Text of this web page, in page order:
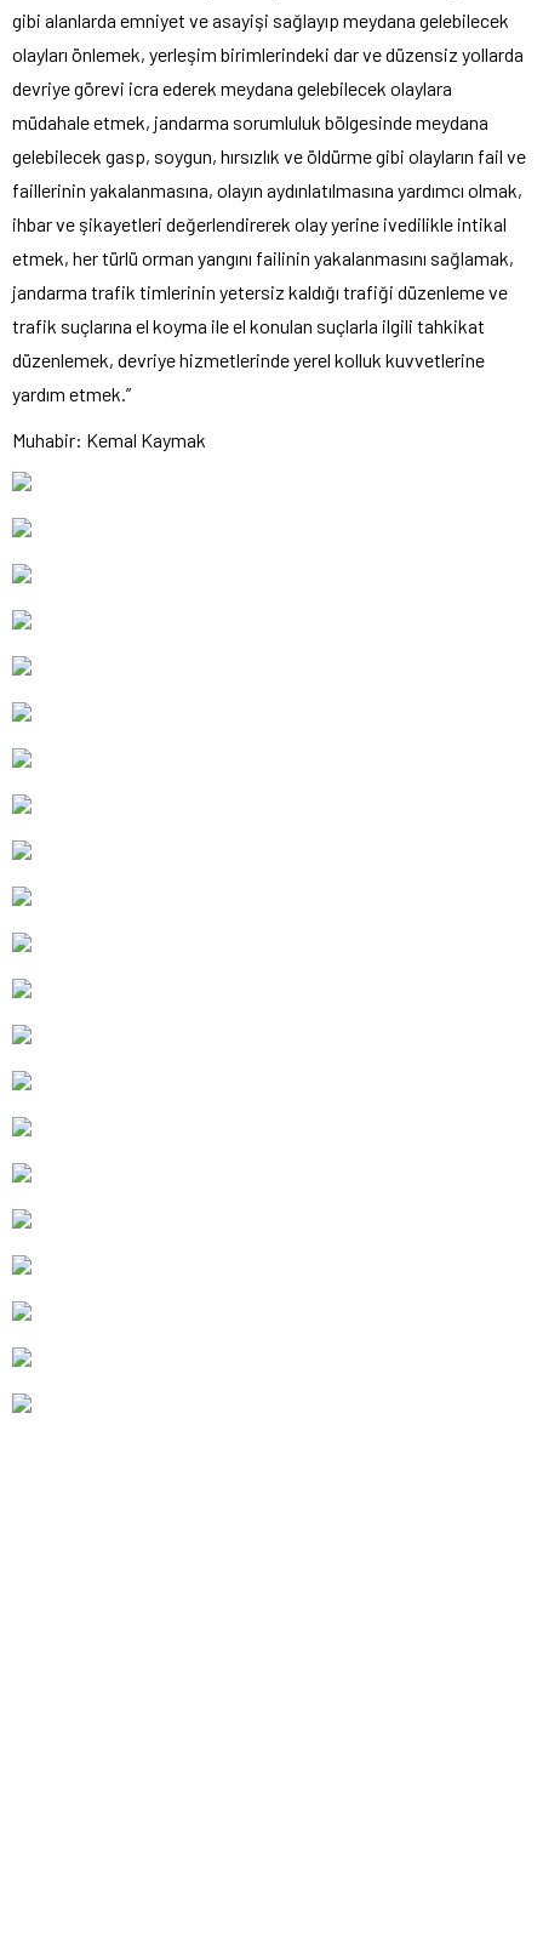
gibi alanlarda emniyet ve asayişi sağlayıp meydana gelebilecek
olayları önlemek, yerleşim birimlerindeki dar ve düzensiz yollarda
devriye görevi icra ederek meydana gelebilecek olaylara
müdahale etmek, jandarma sorumluluk bölgesinde meydana
gelebilecek gasp, soygun, hırsızlık ve öldürme gibi olayların fail ve
faillerinin yakalanmasına, olayın aydınlatılmasına yardımcı olmak,
ihbar ve şikayetleri değerlendirerek olay yerine ivedilikle intikal
etmek, her türlü orman yangını failinin yakalanmasını sağlamak,
jandarma trafik timlerinin yetersiz kaldığı trafiği düzenleme ve
trafik suçlarına el koyma ile el konulan suçlarla ilgili tahkikat
düzenlemek, devriye hizmetlerinde yerel kolluk kuvvetlerine
yardım etmek.”
Muhabir: Kemal Kaymak